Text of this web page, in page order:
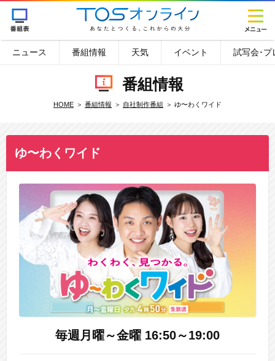
ニュース 番組情報 天気 イベント 試写会･プ
番組情報
HOME 番組情報 自社制作番組 ゆ〜わくワイド
ゆ〜わくワイド
毎週月曜～金曜 16:50～19:00